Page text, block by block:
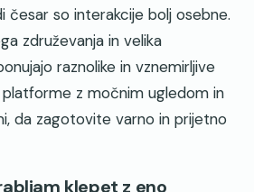
česar so interakcije bolj osebne.
združevanja in velika
raznolike in vznemirljive
z močnim ugledom in
da zagotovite varno in prijetno
klepet z eno